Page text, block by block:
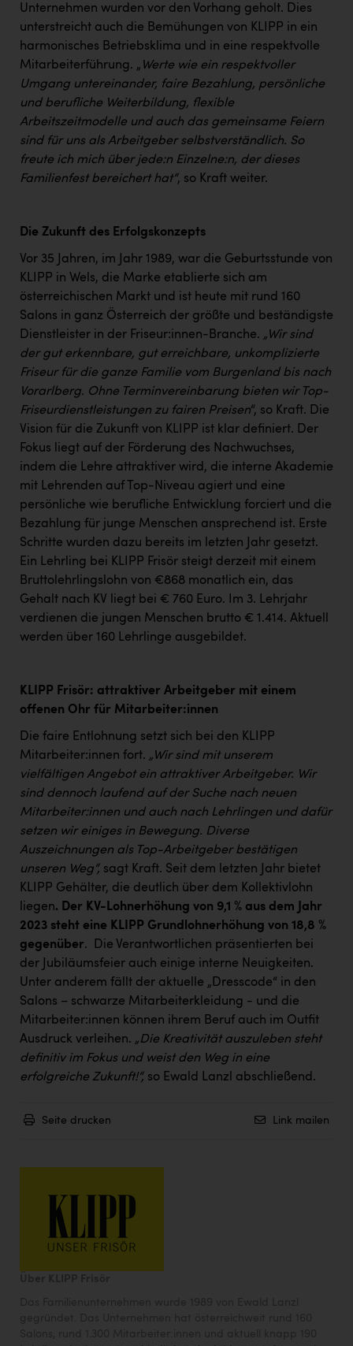
Dopgas
kunden basics
kontakt
Unternehmen wurden vor den Vorhang geholt. Dies
unterstreicht auch die Bemühungen von KLIPP in ein
harmonisches Betriebsklima und in eine respektvolle
Mitarbeiterführung. „ Werte wie ein respektvoller
Umgang untereinander, faire Bezahlung, persönliche
und berufliche Weiterbildung, flexible
Arbeitszeitmodelle und auch das gemeinsame Feiern
sind für uns als Arbeitgeber selbstverständlich. So
freute ich mich über jede:n Einzelne:n, der dieses
Familienfest bereichert hat“, so Kraft weiter.
Die Zukunft des Erfolgskonzepts
Vor 35 Jahren, im Jahr 1989, war die Geburtsstunde von
KLIPP in Wels, die Marke etablierte sich am
österreichischen Markt und ist heute mit rund 160
Salons in ganz Österreich der größte und beständigste
Dienstleister in der Friseur:innen-Branche. „Wir sind
der gut erkennbare, gut erreichbare, unkomplizierte
Friseur für die ganze Familie vom Burgenland bis nach
Vorarlberg. Ohne Terminvereinbarung bieten wir Top-
Friseurdienstleistungen zu fairen Preisen“, so Kraft. Die
Vision für die Zukunft von KLIPP ist klar definiert. Der
Fokus liegt auf der Förderung des Nachwuchses,
indem die Lehre attraktiver wird, die interne Akademie
mit Lehrenden auf Top-Niveau agiert und eine
persönliche wie berufliche Entwicklung forciert und die
Bezahlung für junge Menschen ansprechend ist. Erste
Schritte wurden dazu bereits im letzten Jahr gesetzt.
Ein Lehrling bei KLIPP Frisör steigt derzeit mit einem
Bruttolehrlingslohn von €868 monatlich ein, das
Gehalt nach KV liegt bei € 760 Euro. Im 3. Lehrjahr
verdienen die jungen Menschen brutto € 1.414. Aktuell
werden über 160 Lehrlinge ausgebildet.
KLIPP Frisör: attraktiver Arbeitgeber mit einem
offenen Ohr für Mitarbeiter:innen
Die faire Entlohnung setzt sich bei den KLIPP
Mitarbeiter:innen fort. „Wir sind mit unserem
vielfältigen Angebot ein attraktiver Arbeitgeber. Wir
sind dennoch laufend auf der Suche nach neuen
Mitarbeiter:innen und auch nach Lehrlingen und dafür
setzen wir einiges in Bewegung. Diverse
Auszeichnungen als Top-Arbeitgeber bestätigen
unseren Weg“, sagt Kraft. Seit dem letzten Jahr bietet
KLIPP Gehälter, die deutlich über dem Kollektivlohn
liegen. Der KV-Lohnerhöhung von 9,1 % aus dem Jahr
2023 steht eine KLIPP Grundlohnerhöhung von 18,8 %
gegenüber. Die Verantwortlichen präsentierten bei
der Jubiläumsfeier auch einige interne Neuigkeiten.
Unter anderem fällt der aktuelle „Dresscode“ in den
Salons – schwarze Mitarbeiterkleidung - und die
Mitarbeiter:innen können ihrem Beruf auch im Outfit
Ausdruck verleihen. „Die Kreativität auszuleben steht
definitiv im Fokus und weist den Weg in eine
erfolgreiche Zukunft!“, so Ewald Lanzl abschließend.
Seite drucken Link mailen